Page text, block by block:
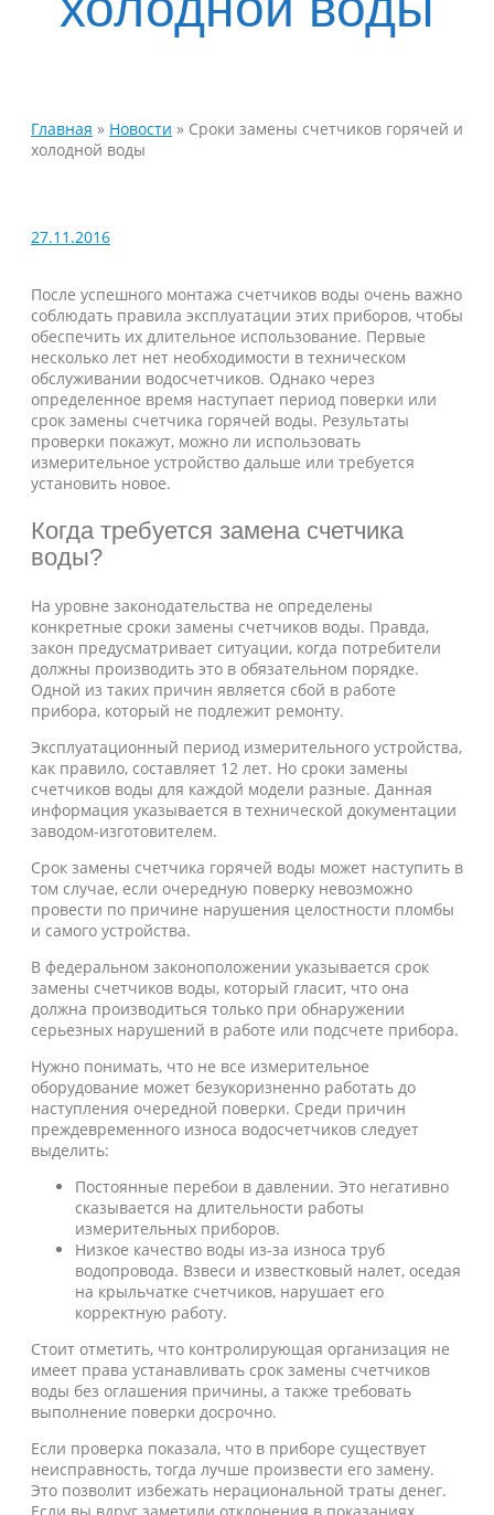
Главная » Новости » Сроки замены счетчиков горячей и
холодной воды
27.11.2016
После успешного монтажа счетчиков воды очень важно
соблюдать правила эксплуатации этих приборов, чтобы
обеспечить их длительное использование. Первые
несколько лет нет необходимости в техническом
обслуживании водосчетчиков. Однако через
определенное время наступает период поверки или
срок замены счетчика горячей воды. Результаты
проверки покажут, можно ли использовать
измерительное устройство дальше или требуется
установить новое.
Когда требуется замена счетчика
воды?
На уровне законодательства не определены
конкретные сроки замены счетчиков воды. Правда,
закон предусматривает ситуации, когда потребители
должны производить это в обязательном порядке.
Одной из таких причин является сбой в работе
прибора, который не подлежит ремонту.
Эксплуатационный период измерительного устройства,
как правило, составляет 12 лет. Но сроки замены
счетчиков воды для каждой модели разные. Данная
информация указывается в технической документации
заводом-изготовителем.
Срок замены счетчика горячей воды может наступить в
том случае, если очередную поверку невозможно
провести по причине нарушения целостности пломбы
и самого устройства.
В федеральном законоположении указывается срок
замены счетчиков воды, который гласит, что она
должна производиться только при обнаружении
серьезных нарушений в работе или подсчете прибора.
Нужно понимать, что не все измерительное
оборудование может безукоризненно работать до
наступления очередной поверки. Среди причин
преждевременного износа водосчетчиков следует
выделить:
Постоянные перебои в давлении. Это негативно
сказывается на длительности работы
измерительных приборов.
Низкое качество воды из-за износа труб
водопровода. Взвеси и известковый налет, оседая
на крыльчатке счетчиков, нарушает его
корректную работу.
Стоит отметить, что контролирующая организация не
имеет права устанавливать срок замены счетчиков
воды без оглашения причины, а также требовать
выполнение поверки досрочно.
Если проверка показала, что в приборе существует
неисправность, тогда лучше произвести его замену.
Это позволит избежать нерациональной траты денег.